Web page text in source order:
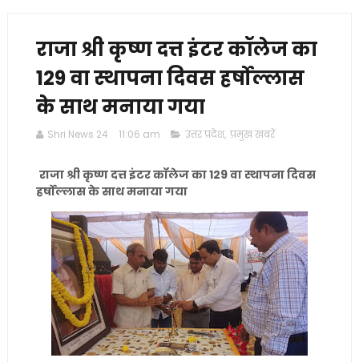
राजा श्री कृष्ण दत्त इंटर कॉलेज का
129 वा स्थापना दिवस हर्षोल्लास
के साथ मनाया गया
Shri News 24 11:06 am उत्तर प्रदेश, प्रमुख खबरें
राजा श्री कृष्ण दत्त इंटर कॉलेज का 129 वा स्थापना दिवस
हर्षोल्लास के साथ मनाया गया